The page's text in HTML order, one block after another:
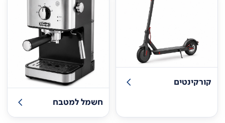
קורקינטים
חשמל למטבח